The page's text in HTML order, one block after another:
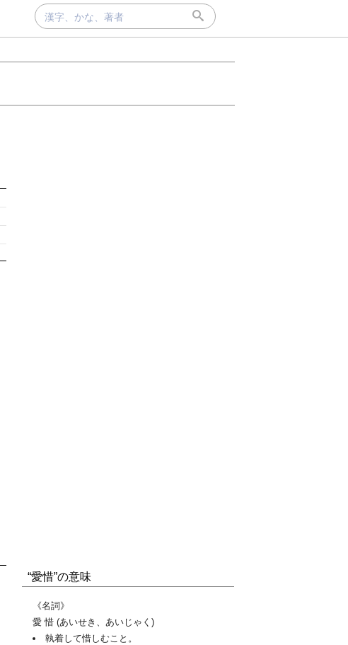
“愛惜”の意味
《名詞》
愛 惜 (あいせき、あいじゃく)
執着して惜しむこと。